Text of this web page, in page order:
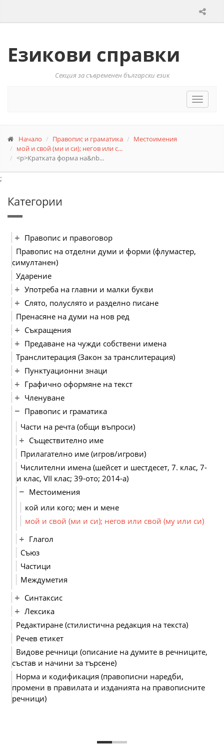
Езикови справки
Секция за съвременен български език
Toggle
Начало Правопис и граматика
Местоимения
мой и свой (ми и си); негов или с...
<p>Кратката форма на&nb...
;
Категории
Правопис и правоговор
Правопис на отделни думи и форми (флумастер,
симултанен)
Ударение
Употреба на главни и малки букви
Слято, полуслято и разделно писане
Пренасяне на думи на нов ред
Съкращения
Предаване на чужди собствени имена
Транслитерация (Закон за транслитерация)
Пунктуационни знаци
Графично оформяне на текст
Членуване
Правопис и граматика
Части на речта (общи въпроси)
Съществително име
Прилагателно име (игров/игрови)
Числителни имена (шейсет и шестдесет, 7. клас, 7-
и клас, VІІ клас; 39-ото; 2014-а)
Местоимения
кой или кого; мен и мене
мой и свой (ми и си); негов или свой (му или си)
Глагол
Съюз
Частици
Междуметия
Синтаксис
Лексика
Редактиране (стилистична редакция на текста)
Речев етикет
Видове речници (описание на думите в речниците,
състав и начини за търсене)
Норма и кодификация (правописни наредби,
промени в правилата и изданията на правописните
речници)